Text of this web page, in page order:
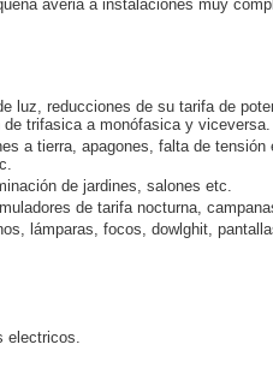
averia a instalaciones muy
luz, reducciones de su tarifa de
trifasica a monófasica y viceversa.
a tierra, apagones, falta de tensión
de jardines, salones etc.
de tarifa nocturna,
lámparas, focos, dowlghit,
electricos.